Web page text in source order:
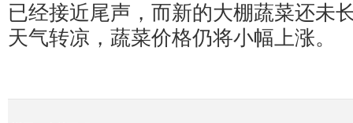
已经接近尾声，而新的大棚蔬菜还未
天气转凉，蔬菜价格仍将小幅上涨。